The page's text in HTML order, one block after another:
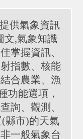
供氣象資訊
文,氣象知識
掌握資訊、
指數、核能
合農業、漁
功能選項，
詢、觀測、
縣市)的天氣
一般氣象台